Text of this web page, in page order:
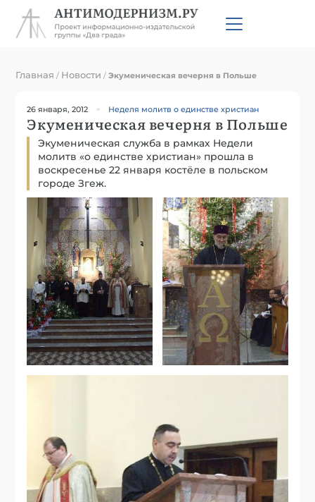
Главная / Новости /Экуменическая вечерня в Польше
26 января, 2012 Неделя молитв о единстве христиан
Экуменическая вечерня в Польше
Экуменическая служба в рамках Недели
молитв «о единстве христиан» прошла в
воскресенье 22 января костёле в польском
городе Згеж.